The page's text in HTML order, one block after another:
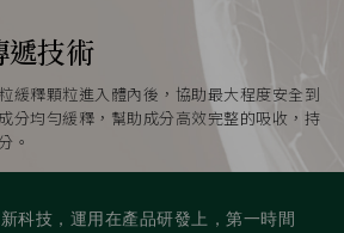
技術
緩釋顆粒進入體內後，協助最大程度安全到
分均勻緩釋，幫助成分高效完整的吸收，持
。
科技，運用在產品研發上，第一時間